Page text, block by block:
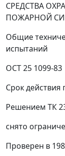
СРЕДСТВА
ПОЖАРНОЙ
Общие
испытаний
ОСТ 25 1099-83
Срок действия
Решением ТК
снято
Проверен в